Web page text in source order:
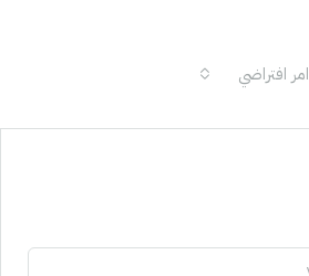
امر افتراضي